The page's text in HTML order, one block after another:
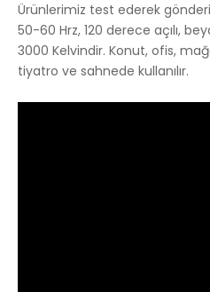
Ürünlerimiz test ederek
50-60 Hrz, 120 derece açılı,
3000 Kelvindir. Konut, ofis,
tiyatro ve sahnede kullanılır.